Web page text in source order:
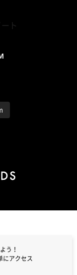
ト
う！
アクセス